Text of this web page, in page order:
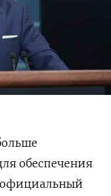
обеспечения
официальный